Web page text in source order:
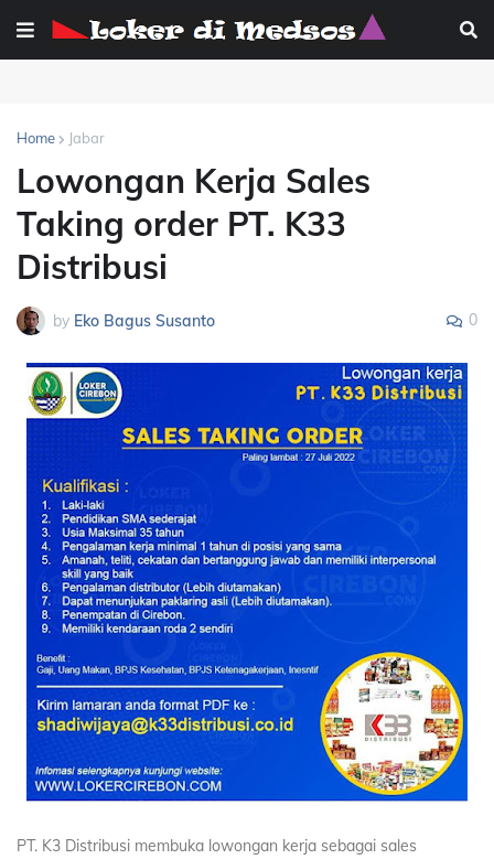
Home Jabar
Lowongan Kerja Sales
Taking order PT. K33
Distribusi
by Eko Bagus Susanto 0
PT. K3 Distribusi membuka lowongan kerja sebagai sales